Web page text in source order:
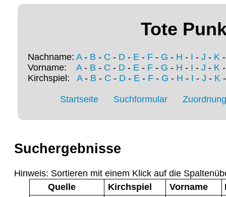
Tote
Nachname: A- B - C - D - E - F - G - H - I - J - K
Vorname: A- B - C - D - E - F - G - H - I - J - K
Kirchspiel: A- B - C - D- E- F- G - H - I - J - K
Startseite Suchformular
Suchergebnisse
Hinweis: Sortieren mit einem Klick auf die
Quelle
Kirchspiel Vorname